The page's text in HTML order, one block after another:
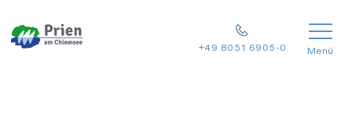
+49 8051 6905-0 Menü